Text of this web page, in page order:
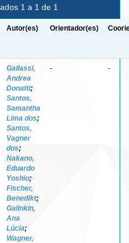
1 a 1 de 1
Autor(es) Orientador(es)
Gallassi,
Andrea
Donatti;
Santos,
Samantha
Lima dos;
Santos,
Vagner
dos;
Nakano,
Eduardo
Yoshio;
Fischer,
Benedikt;
Galinkin,
Ana
Lúcia;
Wagner,
- -